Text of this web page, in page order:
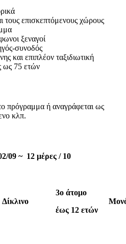
τους επισκεπτόμενους χώρους
ξεναγοί
συνοδός
και επιπλέον ταξιδιωτική
ως 75 ετών
πρόγραμμα ή αναγράφεται ως
κλπ.
09 ~ 12 μέρες / 10
Δίκλινο
3ο άτομο
έως 12 ετών